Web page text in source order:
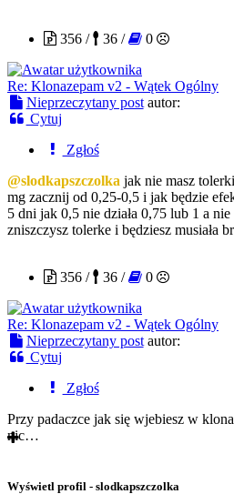
356 /
36 / 0
Re: Klonazepam v2 - Wątek Ogólny
Nieprzeczytany post autor:
Cytuj
Zgłoś
@slodkapszczolka jak nie masz
mg zacznij od 0,25-0,5 i jak będzie
5 dni jak 0,5 nie działa 0,75 lub 1 a
zniszczysz tolerke i będziesz musiała
356 /
36 / 0
Re: Klonazepam v2 - Wątek Ogólny
Nieprzeczytany post autor:
Cytuj
Zgłoś
Przy padaczce jak się wjebiesz w
nic…
Wyświetl profil - slodkapszczolka